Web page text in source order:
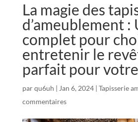
La magie des
d’ameublement :
complet pour
entretenir le
parfait pour
parqu6uh | Jan 6, 2024| Tapisserie
commentaires